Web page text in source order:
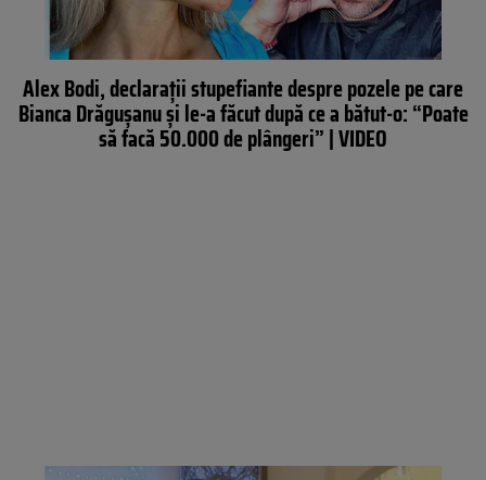
Alex Bodi, declarații stupefiante despre pozele pe care
Bianca Drăgușanu și le-a făcut după ce a bătut-o: “Poate
să facă 50.000 de plângeri” | VIDEO